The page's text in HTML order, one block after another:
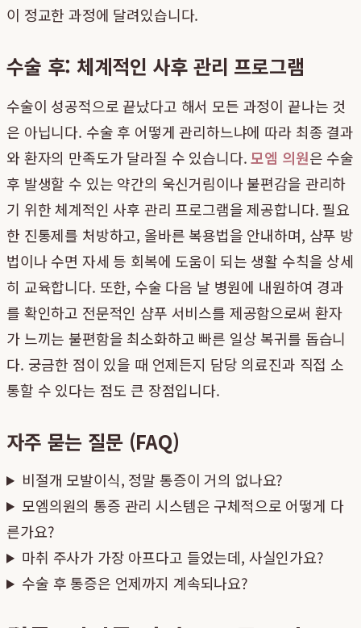
이 정교한 과정에 달려있습니다.
수술 후: 체계적인 사후 관리 프로그램
수술이 성공적으로 끝났다고 해서 모든 과정이 끝나는 것
은 아닙니다. 수술 후 어떻게 관리하느냐에 따라 최종 결과
와 환자의 만족도가 달라질 수 있습니다.모엠 의원은 수술
후 발생할 수 있는 약간의 욱신거림이나 불편감을 관리하
기 위한 체계적인 사후 관리 프로그램을 제공합니다. 필요
한 진통제를 처방하고, 올바른 복용법을 안내하며, 샴푸 방
법이나 수면 자세 등 회복에 도움이 되는 생활 수칙을 상세
히 교육합니다. 또한, 수술 다음 날 병원에 내원하여 경과
를 확인하고 전문적인 샴푸 서비스를 제공함으로써 환자
가 느끼는 불편함을 최소화하고 빠른 일상 복귀를 돕습니
다. 궁금한 점이 있을 때 언제든지 담당 의료진과 직접 소
통할 수 있다는 점도 큰 장점입니다.
자주 묻는 질문 (FAQ)
비절개 모발이식, 정말 통증이 거의 없나요?
모엠의원의 통증 관리 시스템은 구체적으로 어떻게 다
른가요?
마취 주사가 가장 아프다고 들었는데, 사실인가요?
수술 후 통증은 언제까지 계속되나요?